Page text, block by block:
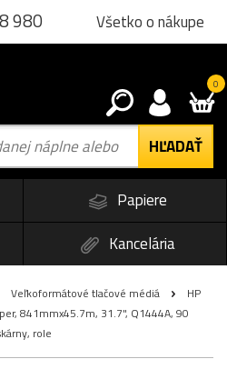
980 Všetko o nákupe
0
Papiere
Kancelária
Veľkoformátové tlačové médiá
HP
841mmx45.7m, 31.7", Q1444A, 90
role